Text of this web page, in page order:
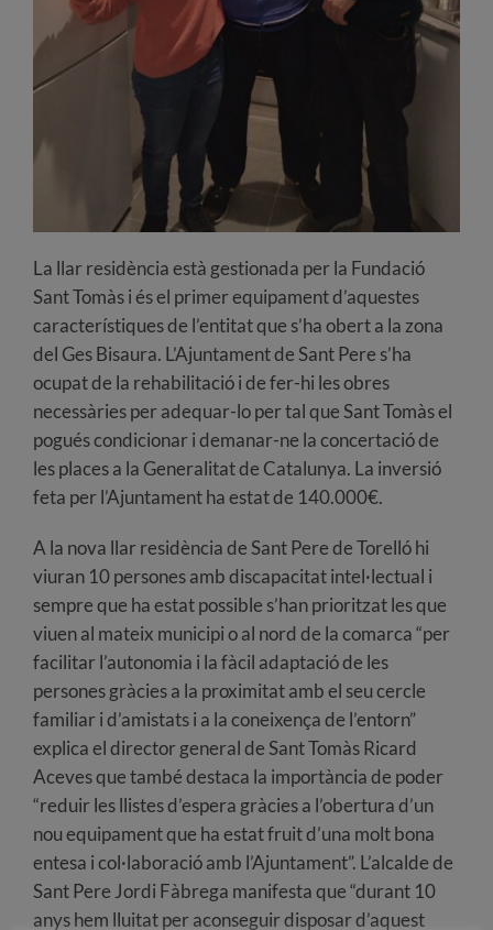
La llar residència està gestionada per la Fundació
Sant Tomàs i és el primer equipament d’aquestes
característiques de l’entitat que s’ha obert a la zona
del Ges Bisaura. L’Ajuntament de Sant Pere s’ha
ocupat de la rehabilitació i de fer-hi les obres
necessàries per adequar-lo per tal que Sant Tomàs el
pogués condicionar i demanar-ne la concertació de
les places a la Generalitat de Catalunya. La inversió
feta per l’Ajuntament ha estat de 140.000€.
A la nova llar residència de Sant Pere de Torelló hi
viuran 10 persones amb discapacitat intel·lectual i
sempre que ha estat possible s’han prioritzat les que
viuen al mateix municipi o al nord de la comarca “per
facilitar l’autonomia i la fàcil adaptació de les
persones gràcies a la proximitat amb el seu cercle
familiar i d’amistats i a la coneixença de l’entorn”
explica el director general de Sant Tomàs Ricard
Aceves que també destaca la importància de poder
“reduir les llistes d’espera gràcies a l’obertura d’un
nou equipament que ha estat fruit d’una molt bona
entesa i col·laboració amb l’Ajuntament”. L’alcalde de
Sant Pere Jordi Fàbrega manifesta que “durant 10
anys hem lluitat per aconseguir disposar d’aquest